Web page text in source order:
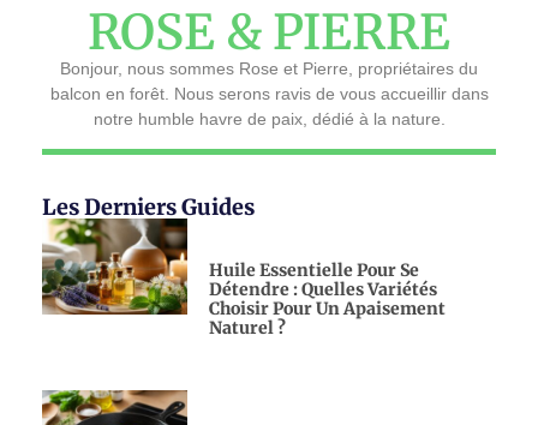
ROSE & PIERRE
Bonjour, nous sommes Rose et Pierre, propriétaires du
balcon en forêt. Nous serons ravis de vous accueillir dans
notre humble havre de paix, dédié à la nature.
Les Derniers Guides
Huile Essentielle Pour Se
Détendre : Quelles Variétés
Choisir Pour Un Apaisement
Naturel ?